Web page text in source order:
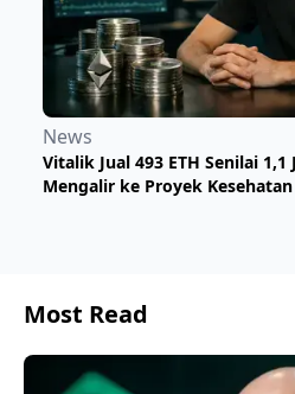
News
Vitalik Jual 493 ETH Senilai 1,1
Mengalir ke Proyek
Most Read